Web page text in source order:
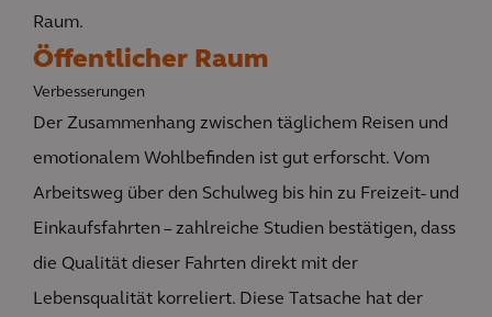
Raum.
Öffentlicher Raum
Verbesserungen
Der Zusammenhang zwischen täglichem Reisen und
emotionalem Wohlbefinden ist gut erforscht. Vom
Arbeitsweg über den Schulweg bis hin zu Freizeit- und
Einkaufsfahrten – zahlreiche Studien bestätigen, dass
die Qualität dieser Fahrten direkt mit der
Lebensqualität korreliert. Diese Tatsache hat der